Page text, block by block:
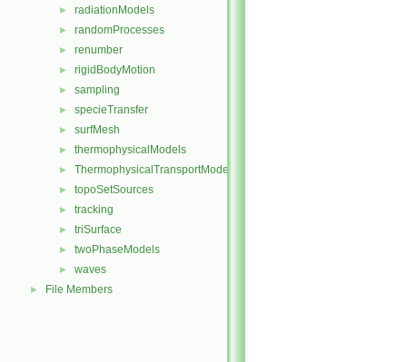
► radiationModels
► randomProcesses
► renumber
► rigidBodyMotion
► sampling
► specieTransfer
► surfMesh
► thermophysicalModels
► ThermophysicalTransportModels
► topoSetSources
► tracking
► triSurface
► twoPhaseModels
► waves
► File Members